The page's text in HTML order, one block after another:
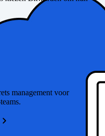
management voor